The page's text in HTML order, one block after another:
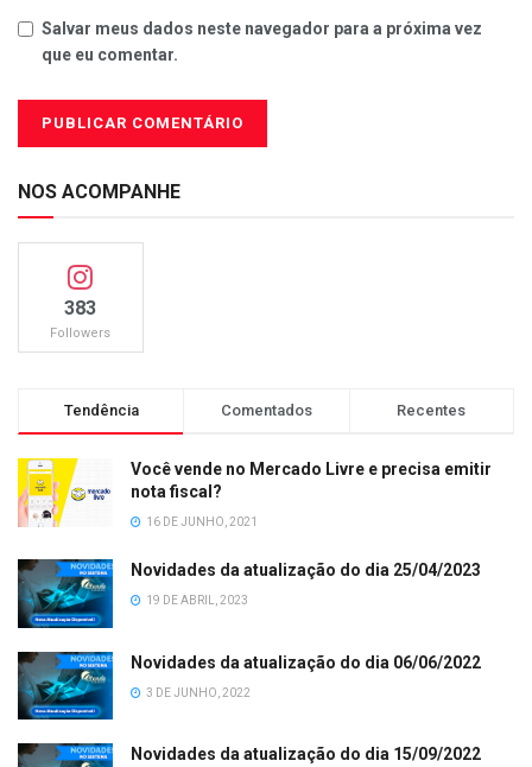
Salvar meus dados neste navegador para a próxima vez
que eu comentar.
NOS ACOMPANHE
383
Followers
Tendência Comentados Recentes
Você vende no Mercado Livre e precisa emitir
nota fiscal?
16 DE JUNHO, 2021
Novidades da atualização do dia 25/04/2023
19 DE ABRIL, 2023
Novidades da atualização do dia 06/06/2022
3 DE JUNHO, 2022
Novidades da atualização do dia 15/09/2022